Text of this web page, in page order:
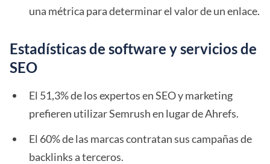
una métrica para determinar el valor de un enlace.
Estadísticas de software y servicios de
SEO
El 51,3% de los expertos en SEO y marketing
prefieren utilizar Semrush en lugar de Ahrefs.
El 60% de las marcas contratan sus campañas de
backlinks a terceros.